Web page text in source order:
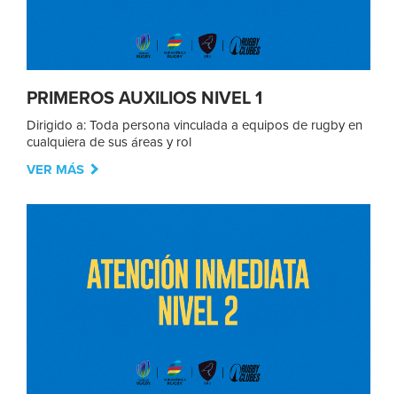
PRIMEROS AUXILIOS NIVEL 1
Dirigido a: Toda persona vinculada a equipos de rugby en
cualquiera de sus áreas y rol
VER MÁS